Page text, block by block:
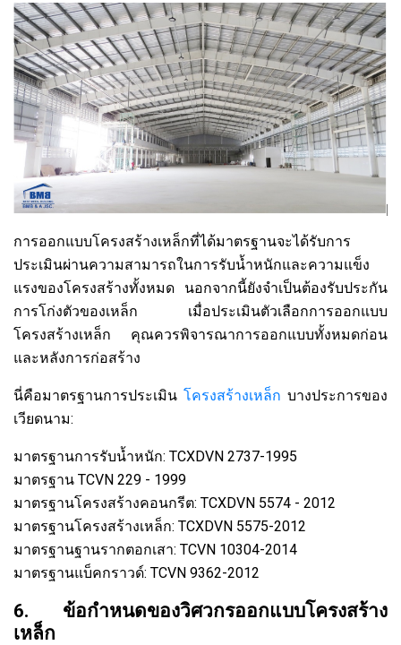
การออกแบบโครงสร้างเหล็กที่ได้มาตรฐานจะได้รับการ
ประเมินผ่านความสามารถในการรับน้ำหนักและความแข็ง
แรงของโครงสร้างทั้งหมด นอกจากนี้ยังจำเป็นต้องรับประกัน
การโก่งตัวของเหล็ก เมื่อประเมินตัวเลือกการออกแบบ
โครงสร้างเหล็ก คุณควรพิจารณาการออกแบบทั้งหมดก่อน
และหลังการก่อสร้าง
นี่คือมาตรฐานการประเมิน โครงสร้างเหล็ก บางประการของ
เวียดนาม:
มาตรฐานการรับน้ำหนัก: TCXDVN 2737-1995
มาตรฐาน TCVN 229 - 1999
มาตรฐานโครงสร้างคอนกรีต: TCXDVN 5574 - 2012
มาตรฐานโครงสร้างเหล็ก: TCXDVN 5575-2012
มาตรฐานฐานรากตอกเสา: TCVN 10304-2014
มาตรฐานแบ็คกราวด์: TCVN 9362-2012
6. ข้อกำหนดของวิศวกรออกแบบโครงสร้าง
เหล็ก